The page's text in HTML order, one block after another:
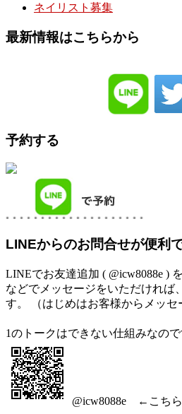
ネイリスト募集
最新情報はこちらから
予約する
LINEからのお問合せが便利で
LINEでお友達追加 ( @icw8088e )
などでメッセージをいただければ
す。 （はじめはお客様からメッセ
1のトークはできない仕組みなので
@icw8088e ←こち